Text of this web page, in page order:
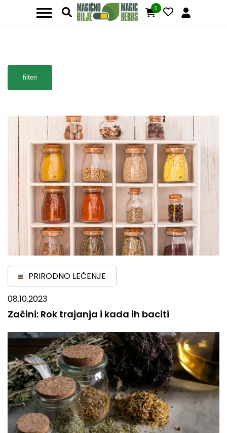
0
filteri
PRIRODNO LEČENJE
08.10.2023
Začini: Rok trajanja i kada ih baciti